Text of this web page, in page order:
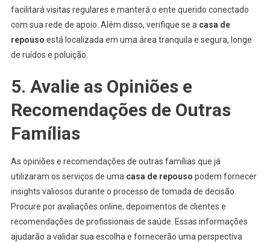
facilitará visitas regulares e manterá o ente querido conectado
com sua rede de apoio. Além disso, verifique se a casa de
repouso está localizada em uma área tranquila e segura, longe
de ruídos e poluição.
5. Avalie as Opiniões e
Recomendações de Outras
Famílias
As opiniões e recomendações de outras famílias que já
utilizaram os serviços de uma casa de repouso podem fornecer
insights valiosos durante o processo de tomada de decisão.
Procure por avaliações online, depoimentos de clientes e
recomendações de profissionais de saúde. Essas informações
ajudarão a validar sua escolha e fornecerão uma perspectiva